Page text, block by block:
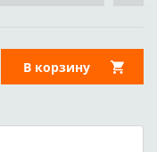
В корзину